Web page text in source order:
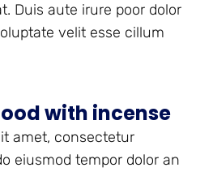
Duis aute irure poor dolor
velit esse cillum
with incense
amet, consectetur
eiusmod tempor dolor an